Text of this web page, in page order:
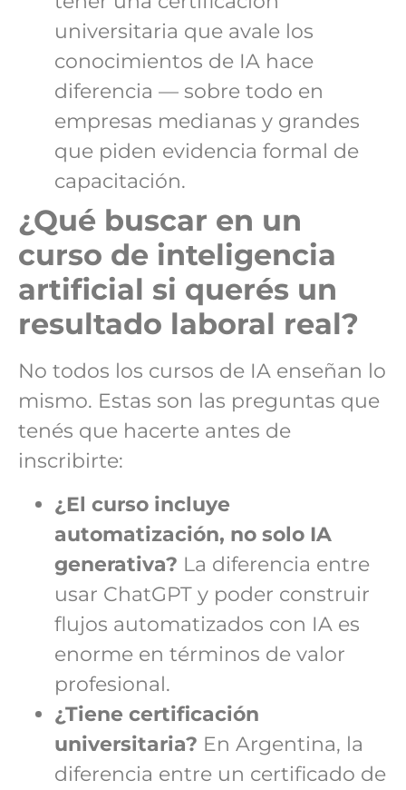
universitaria que avale los
conocimientos de IA hace
diferencia — sobre todo en
empresas medianas y grandes
que piden evidencia formal de
capacitación.
¿Qué buscar en un
curso de inteligencia
artificial si querés un
resultado laboral real?
No todos los cursos de IA enseñan lo
mismo. Estas son las preguntas que
tenés que hacerte antes de
inscribirte:
¿El curso incluye
automatización, no solo IA
generativa? La diferencia entre
usar ChatGPT y poder construir
flujos automatizados con IA es
enorme en términos de valor
profesional.
¿Tiene certificación
universitaria? En Argentina, la
diferencia entre un certificado de